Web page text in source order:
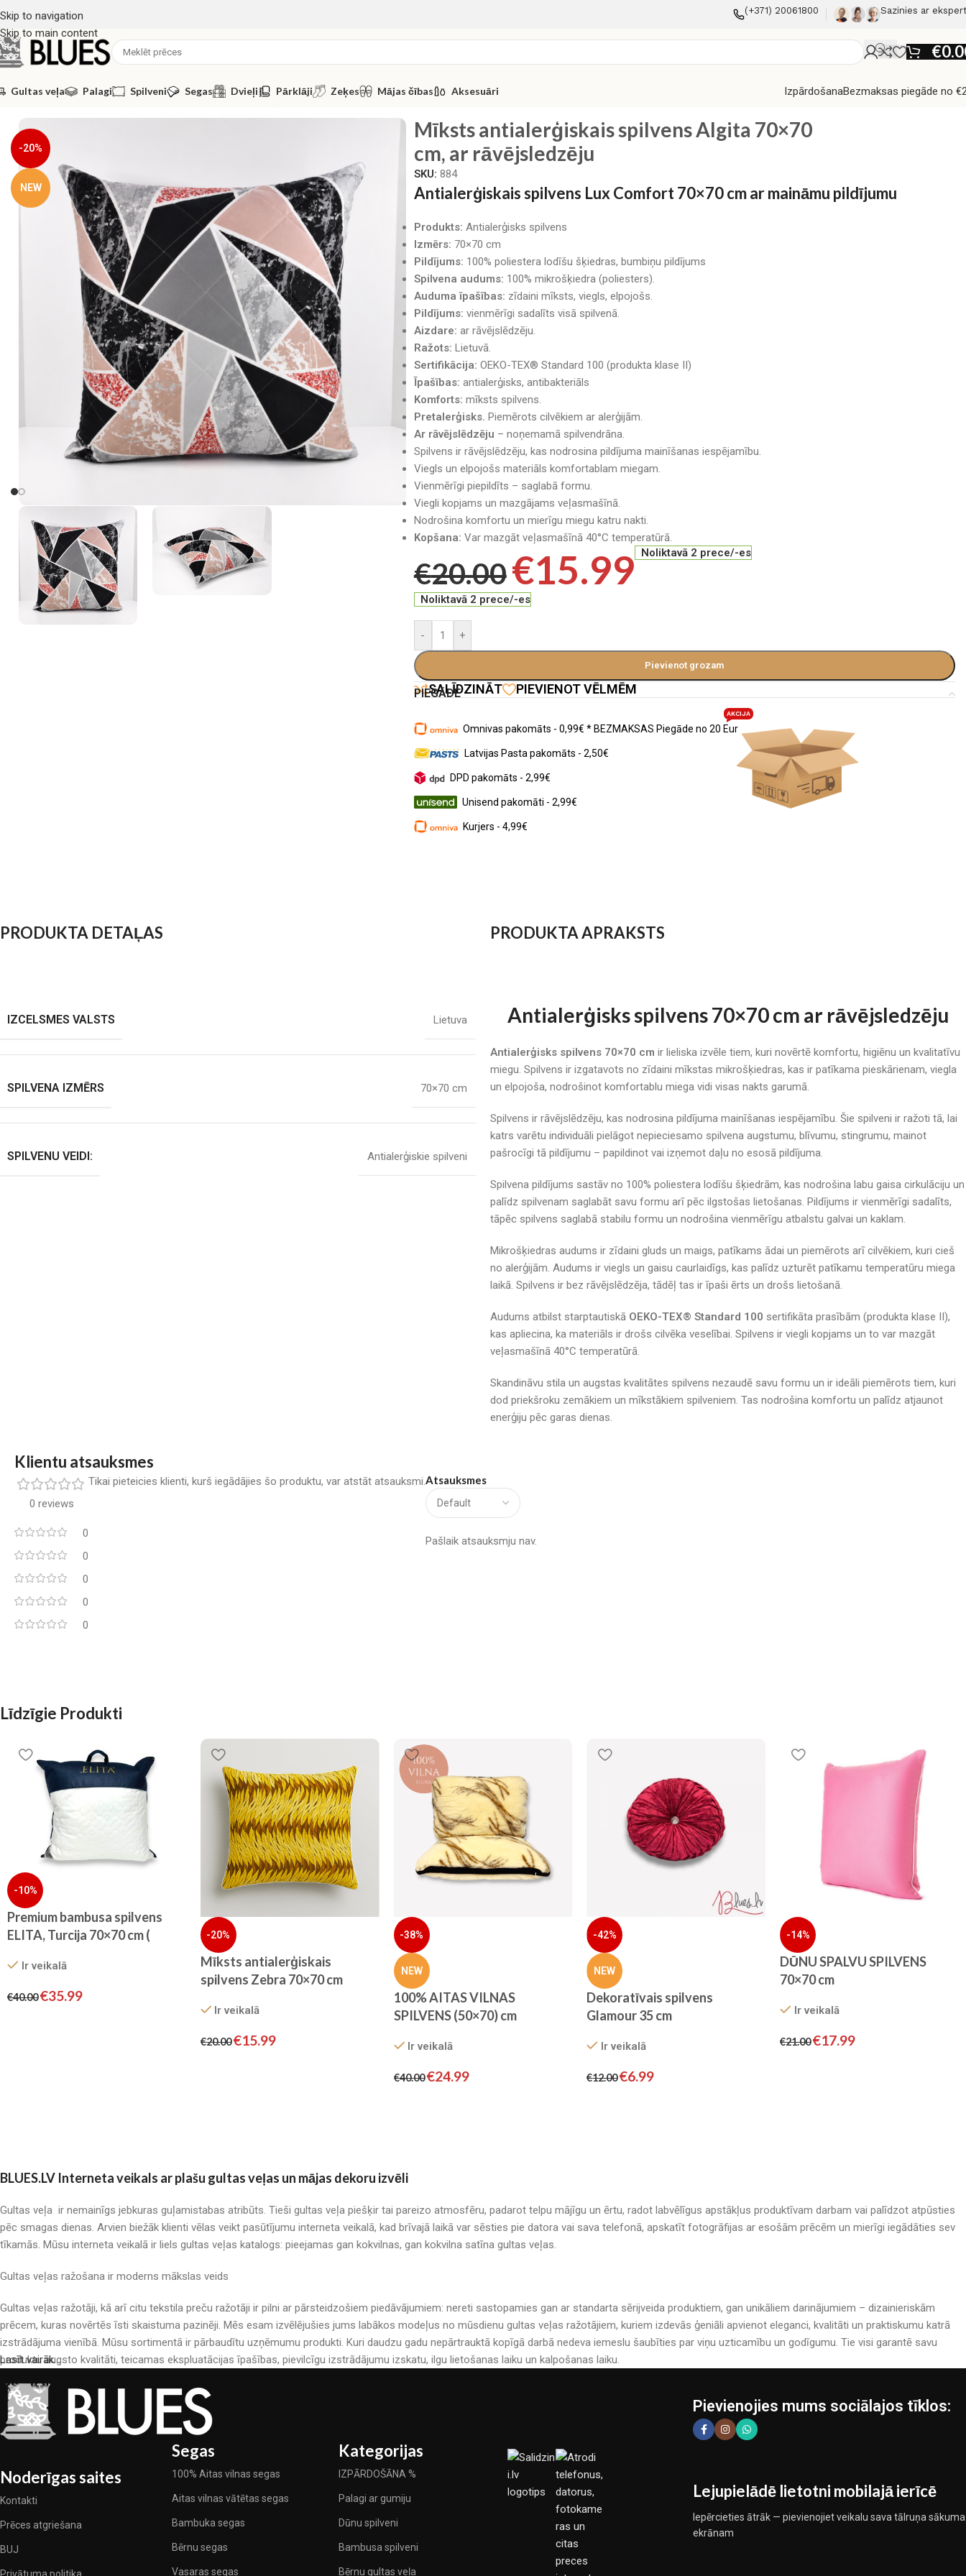
Skip to navigation
Skip to main content
(+371) 20061800 Sazinies ar
€
Gultas veļa Palagi Spilveni Segas Dvieļi Pārklāji Zeķes Mājas čības Aksesuāri IzpārdošanaBezmaksas piegāde no
Spilveni Antialerģiskie spilveni Mīksts antialerģiskais spilvens Algita 70×70 cm, ar rāvējsledzēju
-20%
NEW
Mīksts antialerģiskais spilvens Algita 70×70
cm, ar rāvējsledzēju
SKU: 884
Antialerģiskais spilvens Lux Comfort 70×70 cm ar maināmu pildījumu
Produkts: Antialerģisks spilvens
Izmērs: 70×70 cm
Pildījums: 100% poliestera lodīšu šķiedras, bumbiņu pildījums
Spilvena audums: 100% mikrošķiedra (poliesters).
Auduma īpašības: zīdaini mīksts, viegls, elpojošs.
Pildījums: vienmērīgi sadalīts visā spilvenā.
Aizdare: ar rāvējslēdzēju.
Ražots: Lietuvā.
Sertifikācija: OEKO-TEX® Standard 100 (produkta klase II)
Īpašības: antialerģisks, antibakteriāls
Komforts: mīksts spilvens.
Pretalerģisks. Piemērots cilvēkiem ar alerģijām.
Ar rāvējslēdzēju – noņemamā spilvendrāna.
Spilvens ir rāvējslēdzēju, kas nodrosina pildījuma mainīšanas iespējamību.
Viegls un elpojošs materiāls komfortablam miegam.
Vienmērīgi piepildīts – saglabā formu.
Viegli kopjams un mazgājams veļasmašīnā.
Nodrošina komfortu un mierīgu miegu katru nakti.
Kopšana: Var mazgāt veļasmašīnā 40°C temperatūrā.
€20.00€15.99 Noliktavā 2 prece/-es
Noliktavā 2 prece/-es
- +
Pievienot grozam
SALĪDZINĀT PIEVIENOT VĒLMĒM
PIEGĀDE
Omnivas pakomāts - 0,99€ * BEZMAKSAS Piegāde no 20 Eur
AKCIJA
Latvijas Pasta pakomāts - 2,50€
DPD pakomāts - 2,99€
Unisend pakomāti - 2,99€
Kurjers - 4,99€
PRODUKTA DETAĻAS
IZCELSMES VALSTS Lietuva
SPILVENA IZMĒRS 70×70 cm
SPILVENU VEIDI: Antialerģiskie spilveni
PRODUKTA APRAKSTS
Antialerģisks spilvens 70×70 cm ar rāvējsledzēju
Antialerģisks spilvens 70×70 cm ir lieliska izvēle tiem, kuri novērtē komfortu, higiēnu un kvalitatīvu
miegu. Spilvens ir izgatavots no zīdaini mīkstas mikrošķiedras, kas ir patīkama pieskārienam, viegla
un elpojoša, nodrošinot komfortablu miega vidi visas nakts garumā.
Spilvens ir rāvējslēdzēju, kas nodrosina pildījuma mainīšanas iespējamību. Šie spilveni ir ražoti tā, lai
katrs varētu individuāli pielāgot nepieciesamo spilvena augstumu, blīvumu, stingrumu, mainot
pašrocīgi tā pildījumu – papildinot vai izņemot daļu no esosā pildījuma.
Spilvena pildījums sastāv no 100% poliestera lodīšu šķiedrām, kas nodrošina labu gaisa cirkulāciju un
palīdz spilvenam saglabāt savu formu arī pēc ilgstošas lietošanas. Pildījums ir vienmērīgi sadalīts,
tāpēc spilvens saglabā stabilu formu un nodrošina vienmērīgu atbalstu galvai un kaklam.
Mikrošķiedras audums ir zīdaini gluds un maigs, patīkams ādai un piemērots arī cilvēkiem, kuri cieš
no alerģijām. Audums ir viegls un gaisu caurlaidīgs, kas palīdz uzturēt patīkamu temperatūru miega
laikā. Spilvens ir bez rāvējslēdzēja, tādēļ tas ir īpaši ērts un drošs lietošanā.
Audums atbilst starptautiskā OEKO-TEX® Standard 100 sertifikāta prasībām (produkta klase II),
kas apliecina, ka materiāls ir drošs cilvēka veselībai. Spilvens ir viegli kopjams un to var mazgāt
veļasmašīnā 40°C temperatūrā.
Skandināvu stila un augstas kvalitātes spilvens nezaudē savu formu un ir ideāli piemērots tiem, kuri
dod priekšroku zemākiem un mīkstākiem spilveniem. Tas nodrošina komfortu un palīdz atjaunot
enerģiju pēc garas dienas.
Klientu atsauksmes
0 reviews
0
0
0
0
0
Atsauksmes
Pašlaik atsauksmju nav.
Tikai pieteicies klienti, kurš iegādājies šo produktu, var atstāt atsauksmi.
Līdzīgie Produkti
-10%
Premium bambusa spilvens
ELITA, Turcija 70×70 cm (
Ir veikalā
€40.00€35.99
-20%
Mīksts antialerģiskais
spilvens Zebra 70×70 cm
Ir veikalā
€20.00€15.99
-38%
NEW
100% AITAS VILNAS
SPILVENS (50×70) cm
Ir veikalā
€40.00 €24.99
-42%
NEW
Dekoratīvais spilvens
Glamour 35 cm
Ir veikalā
€12.00€6.99
-14%
DŪNU SPALVU SPILVENS
70×70 cm
Ir veikalā
€21.00€17.99
BLUES.LV Interneta veikals ar plašu gultas veļas un mājas dekoru izvēli
Gultas veļa ir nemainīgs jebkuras guļamistabas atribūts. Tieši gultas veļa piešķir tai pareizo atmosfēru, padarot telpu mājīgu un ērtu, radot labvēlīgus apstākļus produktīvam darbam vai palīdzot atpūsties
pēc smagas dienas. Arvien biežāk klienti vēlas veikt pasūtījumu interneta veikalā, kad brīvajā laikā var sēsties pie datora vai sava telefonā, apskatīt fotogrāfijas ar esošām prēcēm un mierīgi iegādāties sev
tīkamās. Mūsu interneta veikalā ir liels gultas veļas katalogs: pieejamas gan kokvilnas, gan kokvilna satīna gultas veļas.
Gultas veļas ražošana ir moderns mākslas veids
Gultas veļas ražotāji, kā arī citu tekstila preču ražotāji ir pilni ar pārsteidzošiem piedāvājumiem: nereti sastopamies gan ar standarta sērijveida produktiem, gan unikāliem darinājumiem – dizainieriskām
prēcem, kuras novērtēs īsti skaistuma pazinēji. Mēs esam izvēlējušies jums labākos modeļus no mūsdienu gultas veļas ražotājiem, kuriem izdevās ģeniāli apvienot eleganci, kvalitāti un praktiskumu katrā
izstrādājuma vienībā. Mūsu sortimentā ir pārbaudītu uzņēmumu produkti. Kuri daudzu gadu nepārtrauktā kopīgā darbā nedeva iemeslu šaubīties par viņu uzticamību un godīgumu. Tie visi garantē savu
produktu augsto kvalitāti, teicamas ekspluatācijas īpašības, pievilcīgu izstrādājumu izskatu, ilgu lietošanas laiku un kalpošanas laiku.
Lasīt vairāk...
Noderīgas saites
Kontakti
Prēces atgriešana
BUJ
Segas
100% Aitas vilnas segas
Aitas vilnas vātētas segas
Bambuka segas
Bērnu segas
Vasaras segas
Kategorijas
IZPĀRDOŠĀNA %
Palagi ar gumiju
Dūnu spilveni
Bambusa spilveni
Bērnu gultas veļa
Pievienojies mums sociālajos tīklos:
Lejupielādē lietotni mobilajā ierīcē
Iepērcieties ātrāk — pievienojiet veikalu sava tālruņa sākuma
ekrānam